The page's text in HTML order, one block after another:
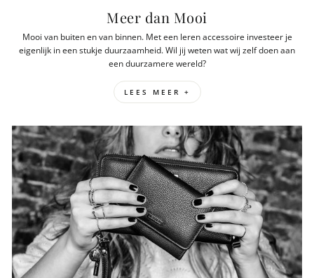
Meer dan Mooi
Mooi van buiten en van binnen. Met een leren accessoire investeer je
eigenlijk in een stukje duurzaamheid. Wil jij weten wat wij zelf doen aan
een duurzamere wereld?
LEES MEER +